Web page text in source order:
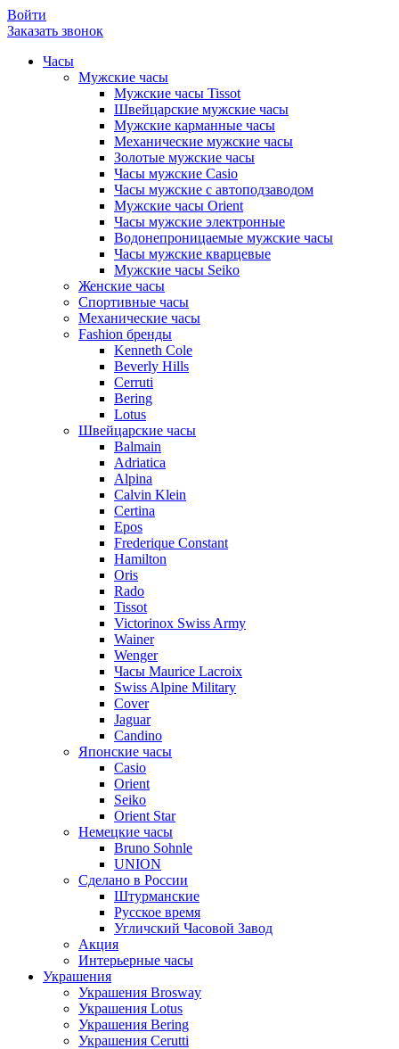
Войти
Заказать звонок
Часы
Мужские часы
Мужские часы Tissot
Швейцарские мужские часы
Мужские карманные часы
Механические мужские часы
Золотые мужские часы
Часы мужские Casio
Часы мужские с автоподзаводом
Мужские часы Orient
Часы мужские электронные
Водонепроницаемые мужские часы
Часы мужские кварцевые
Мужские часы Seiko
Женские часы
Спортивные часы
Механические часы
Fashion бренды
Kenneth Cole
Beverly Hills
Cerruti
Bering
Lotus
Швейцарские часы
Balmain
Adriatica
Alpina
Calvin Klein
Certina
Epos
Frederique Constant
Hamilton
Oris
Rado
Tissot
Victorinox Swiss Army
Wainer
Wenger
Часы Maurice Lacroix
Swiss Alpine Military
Cover
Jaguar
Candino
Японские часы
Casio
Orient
Seiko
Orient Star
Немецкие часы
Bruno Sohnle
UNION
Сделано в России
Штурманские
Русское время
Угличский Часовой Завод
Акция
Интерьерные часы
Украшения
Украшения Brosway
Украшения Lotus
Украшения Bering
Украшения Cerutti